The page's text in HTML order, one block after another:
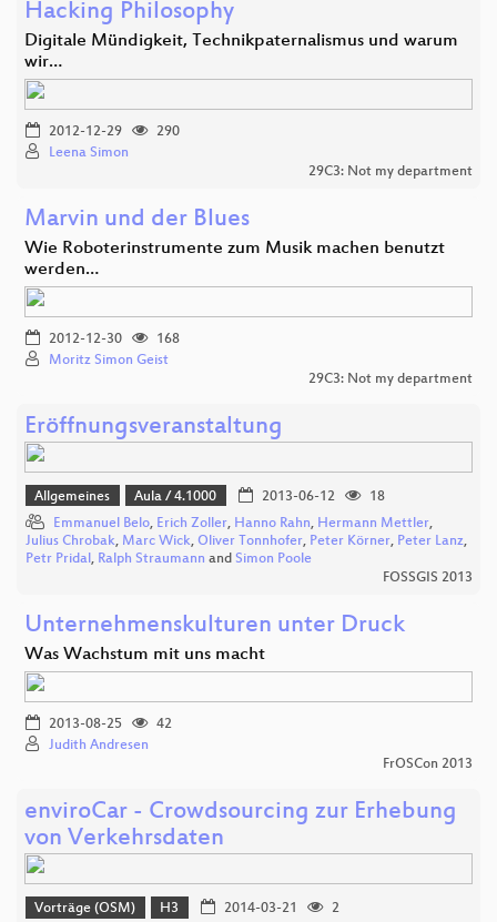
Hacking Philosophy
Digitale Mündigkeit, Technikpaternalismus und warum
wir…
2012-12-29
290
Leena Simon
29C3: Not my department
Marvin und der Blues
Wie Roboterinstrumente zum Musik machen benutzt
werden…
2012-12-30
168
Moritz Simon Geist
29C3: Not my department
Eröffnungsveranstaltung
Allgemeines Aula / 4.1000 2013-06-12
18
Emmanuel Belo, Erich Zoller, Hanno Rahn, Hermann Mettler,
Julius Chrobak, Marc Wick, Oliver Tonnhofer, Peter Körner, Peter Lanz,
Petr Pridal, Ralph Straumann and Simon Poole
FOSSGIS 2013
Unternehmenskulturen unter Druck
Was Wachstum mit uns macht
2013-08-25
42
Judith Andresen
FrOSCon 2013
enviroCar - Crowdsourcing zur Erhebung
von Verkehrsdaten
Vorträge (OSM) H3 2014-03-21
2